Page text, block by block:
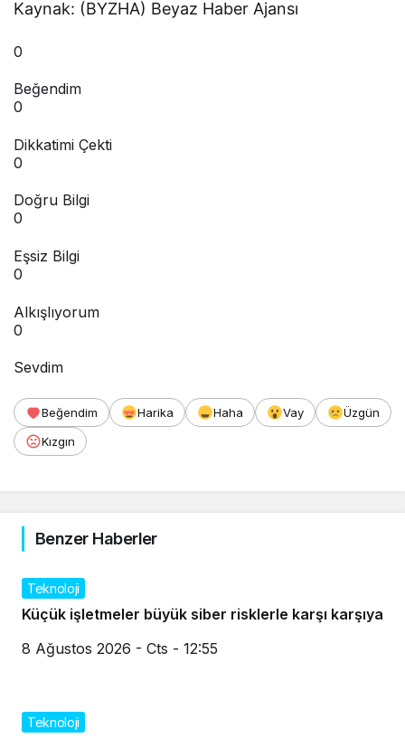
Kaynak: (BYZHA) Beyaz Haber Ajansı
0
Beğendim
0
Dikkatimi Çekti
0
Doğru Bilgi
0
Eşsiz Bilgi
0
Alkışlıyorum
0
Sevdim
Beğendim Harika Haha Vay
Üzgün
Kızgın
Benzer Haberler
Teknoloji
Küçük işletmeler büyük siber risklerle karşı karşıya
8 Ağustos 2026 - Cts - 12:55
Teknoloji